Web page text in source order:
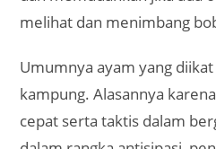
mau sikile Padha
srimpung, dudu sikile wong
Mengacu kepada kamus
asale saka tembung lingga
tali (tampar) dianggo nalèni